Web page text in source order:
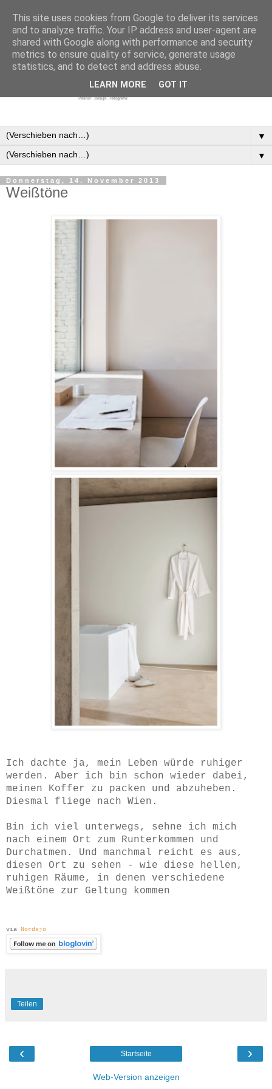
▼
▼
Donnerstag, 14. November 2013
Weißtöne
Ich dachte ja, mein Leben würde ruhiger
werden. Aber ich bin schon wieder dabei,
meinen Koffer zu packen und abzuheben.
Diesmal fliege nach Wien.
Bin ich viel unterwegs, sehne ich mich
nach einem Ort zum Runterkommen und
Durchatmen. Und manchmal reicht es aus,
diesen Ort zu sehen - wie diese hellen,
ruhigen Räume, in denen verschiedene
Weißtöne zur Geltung kommen
via Nordsjö
Teilen
‹ ›
Startseite
Web-Version anzeigen
This site uses cookies from Google to deliver its services
and to analyze traffic. Your IP address and user-agent are
shared with Google along with performance and security
metrics to ensure quality of service, generate usage
statistics, and to detect and address abuse.
LEARN MORE GOT IT